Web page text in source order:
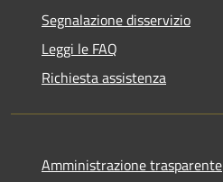
Segnalazione disservizio
Leggi le FAQ
Richiesta assistenza
Amministrazione trasparente